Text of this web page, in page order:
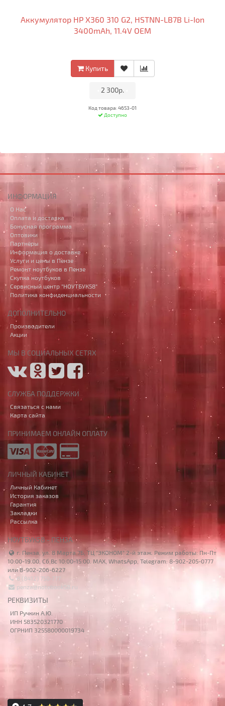
Аккумулятор HP X360 310 G2, HSTNN-LB7B Li-Ion
3400mAh, 11.4V OEM
Купить
2 300р.
Код товара: 4653-01
Доступно
ИНФОРМАЦИЯ
О Нас
Оплата и доставка
Бонусная программа
Оптовики
Партнёры
Информация о доставке
Услуги и цены в Пензе
Ремонт ноутбуков в Пензе
Скупка ноутбуков
Сервисный центр "НОУТБУК58"
Политика конфиденциальности
ДОПОЛНИТЕЛЬНО
Производители
Акции
МЫ В СОЦИАЛЬНЫХ СЕТЯХ
СЛУЖБА ПОДДЕРЖКИ
Связаться с нами
Карта сайта
ПРИНИМАЕМ ОНЛАЙН ОПЛАТУ
ЛИЧНЫЙ КАБИНЕТ
Личный Кабинет
История заказов
Гарантия
Закладки
Рассылка
НОУТБУК58 - ПЕНЗА
г. Пенза, ул. 8 Марта 7Б, ТЦ "ЭКОНОМ" 2-й этаж. Режим работы: Пн-Пт
10:00-19:00, Сб,Вс 10:00-15:00. MAX, WhatsApp, Telegram: 8-902-205-0777
или 8-902-206-6227
8 (8412) 750-777
penza@notebook58.ru
РЕКВИЗИТЫ
ИП Ручкин А.Ю.
ИНН 583520321770
ОГРНИП 325580000019734